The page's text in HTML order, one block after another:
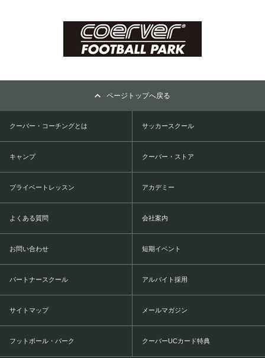
ページトップへ戻る
クーバー・コーチングとは サッカースクール
キャンプ クーバー・ストア
プライベートレッスン アカデミー
よくある質問 会社案内
お問い合わせ 短期イベント
パートナースクール アルバイト採用
サイトマップ メールマガジン
フットボール・パーク クーバーUCカード特典